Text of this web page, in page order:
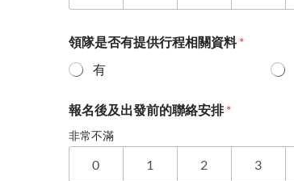
領隊是否有提供行程相關資料*
有
報名後及出發前的聯絡安排*
非常不滿
0 1 2 3